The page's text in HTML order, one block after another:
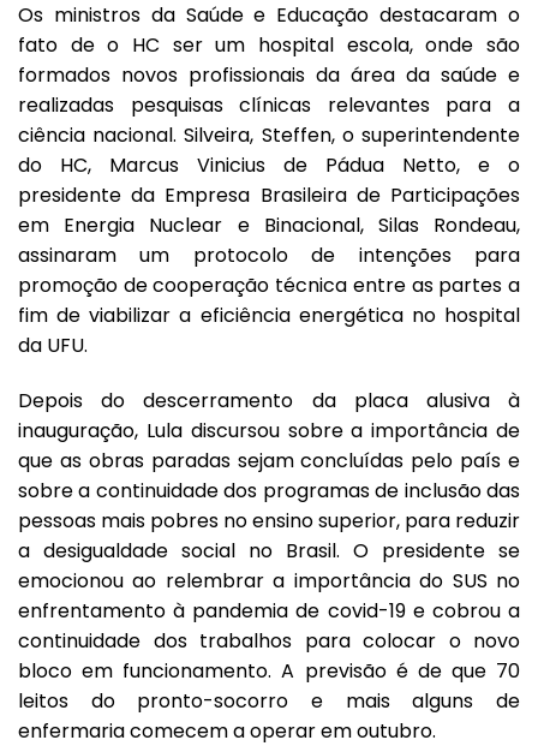
Os ministros da Saúde e Educação destacaram o
fato de o HC ser um hospital escola, onde são
formados novos profissionais da área da saúde e
realizadas pesquisas clínicas relevantes para a
ciência nacional. Silveira, Steffen, o superintendente
do HC, Marcus Vinicius de Pádua Netto, e o
presidente da Empresa Brasileira de Participações
em Energia Nuclear e Binacional, Silas Rondeau,
assinaram um protocolo de intenções para
promoção de cooperação técnica entre as partes a
fim de viabilizar a eficiência energética no hospital
da UFU.
Depois do descerramento da placa alusiva à
inauguração, Lula discursou sobre a importância de
que as obras paradas sejam concluídas pelo país e
sobre a continuidade dos programas de inclusão das
pessoas mais pobres no ensino superior, para reduzir
a desigualdade social no Brasil. O presidente se
emocionou ao relembrar a importância do SUS no
enfrentamento à pandemia de covid-19 e cobrou a
continuidade dos trabalhos para colocar o novo
bloco em funcionamento. A previsão é de que 70
leitos do pronto-socorro e mais alguns de
enfermaria comecem a operar em outubro.